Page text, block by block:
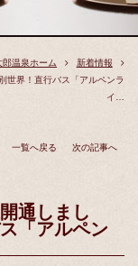
郎温泉ホーム
新着情報
世界！直行バス「アルペンラ
イ…
一覧へ戻る 次の記事へ
通しまし
「アルペン